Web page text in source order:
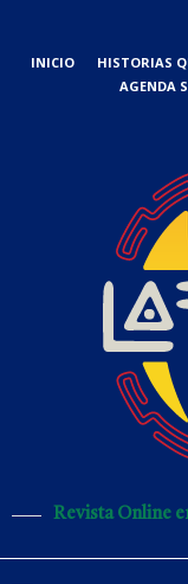
INICIO HISTORIAS
AGENDA
Revista Online